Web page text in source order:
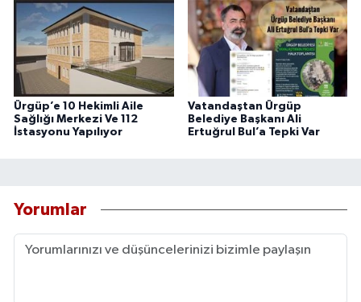
Ürgüp’e 10 Hekimli Aile
Sağlığı Merkezi Ve 112
İstasyonu Yapılıyor
Vatandaştan Ürgüp
Belediye Başkanı Ali
Ertuğrul Bul’a Tepki Var
Yorumlar